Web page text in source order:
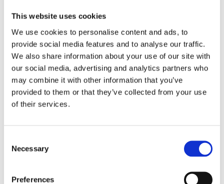
This website uses cookies
We use cookies to personalise content and ads, to
provide social media features and to analyse our traffic.
We also share information about your use of our site with
our social media, advertising and analytics partners who
may combine it with other information that you’ve
provided to them or that they’ve collected from your use
of their services.
Selection
Necessary
Preferences
tvåfärgad
bäckebölja tyg.
Fållade kortsidor.
Lättplacerad duk.
Lägg till i favoriter
KÖP
Serien Stig finns i flera olika färger och storlekar följ
länkenSTIGså hittar du dessa.
är praktiskt då det skyddar ditt bord samtidigt som
passande
pappersservetterfölj